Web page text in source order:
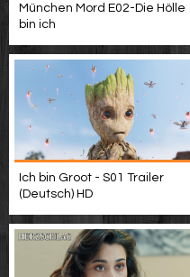
München Mord E02-Die Hölle
bin ich
Ich bin Groot - S01 Trailer
(Deutsch) HD